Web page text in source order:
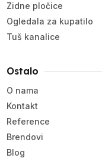
Zidne pločice
Ogledala za kupatilo
Tuš kanalice
Ostalo
O nama
Kontakt
Reference
Brendovi
Blog